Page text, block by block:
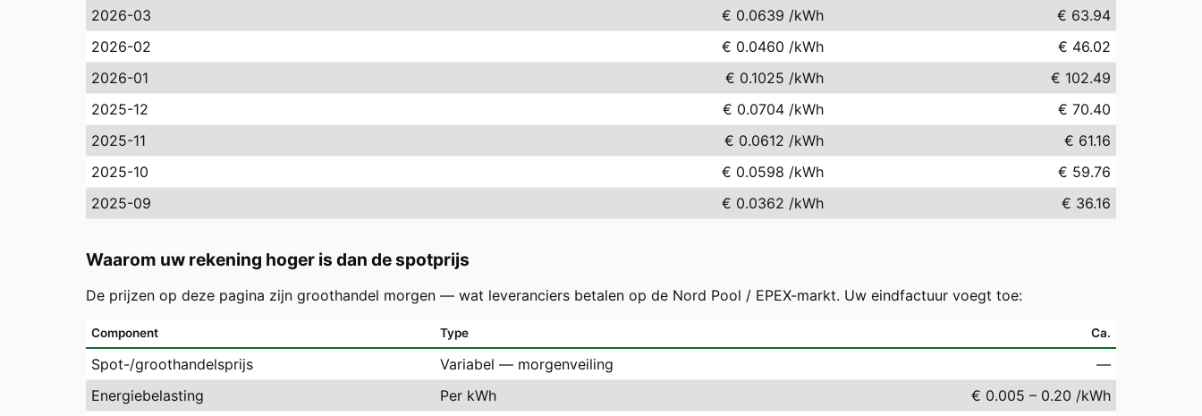
2026-03
€ 0.0639 /kWh
€ 63.94
2026-02
€ 0.0460 /kWh
€ 46.02
2026-01
€ 0.1025 /kWh
€ 102.49
2025-12
€ 0.0704 /kWh
€ 70.40
2025-11
€ 0.0612 /kWh
€ 61.16
2025-10
€ 0.0598 /kWh
€ 59.76
2025-09
€ 0.0362 /kWh € 36.16
Waarom uw rekening hoger is dan de spotprijs
De prijzen op deze pagina zijn groothandel morgen — wat leveranciers betalen op de Nord Pool / EPEX-markt. Uw eindfactuur voegt toe:
Component Type Ca.
Spot-/groothandelsprijs Variabel — morgenveiling
—
Energiebelasting
Per kWh € 0.005 – 0.20 /kWh